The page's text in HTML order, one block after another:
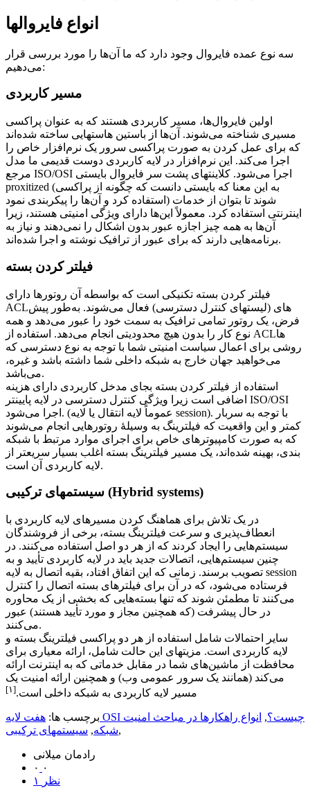
انواع فایروالها
سه نوع عمده فایروال وجود دارد که ما آن‌ها را مورد بررسی قرار
می‌دهیم:
مسیر کاربردی
اولین فایروال‌ها، مسیر کاربردی هستند که به عنوان پراکسی
مسیری شناخته می‌شوند. آن‌ها از باستین هاستهایی ساخته شده‌اند
که برای عمل کردن به صورت پراکسی سرور یک نرم‌افزار خاص را
اجرا می‌کند. این نرم‌افزار در لایه کاربردی دوست قدیمی ما مدل
مرجع ISO/OSI اجرا می‌شود. کلاینتهای پشت سر فایروال بایستی
proxitized (به این معنا که بایستی دانست که چگونه از پراکسی
استفاده کرد و آن‌ها را پیکربندی نمود) شوند تا بتوان از خدمات
اینترنتی استفاده کرد. معمولاً این‌ها دارای ویژگی امنیتی هستند، زیرا
آن‌ها به همه چیز اجازه عبور بدون اشکال را نمی‌دهند و نیاز به
برنامه‌هایی دارند که برای عبور از ترافیک نوشته و اجرا شده‌اند.
فیلتر کردن بسته
فیلتر کردن بسته تکنیکی است که بواسطه آن روتورها دارای
ACLهای (لیستهای کنترل دسترسی) فعال می‌شوند. به‌طور پیش
فرض، یک روتور تمامی ترافیک به سمت خود را عبور می‌دهد و همه
نوع کار را بدون هیچ محدودیتی انجام می‌دهد. استفاده از ACLها
روشی برای اعمال سیاست امنیتی شما با توجه به نوع دسترسی که
می‌خواهید جهان خارج به شبکه داخلی شما داشته باشد و غیره،
می‌باشد.
استفاده از فیلتر کردن بسته بجای مدخل کاربردی دارای هزینه
اضافی است زیرا ویژگی کنترل دسترسی در لایه پایینتر ISO/OSI
اجرا می‌شود. (عموماً لایه انتقال یا لایه session). با توجه به سربار
کمتر و این واقعیت که فیلترینگ به وسیلهٔ روتورهایی انجام می‌شوند
که به صورت کامپیوترهای خاص برای اجرای موارد مرتبط با شبکه
بندی، بهینه شده‌اند، یک مسیر فیلترینگ بسته اغلب بسیار سریعتر از
لایه کاربردی آن است.
سیستمهای ترکیبی (Hybrid systems)
در یک تلاش برای هماهنگ کردن مسیرهای لایه کاربردی با
انعطاف‌پذیری و سرعت فیلترینگ بسته، برخی از فروشندگان
سیستم‌هایی را ایجاد کردند که از هر دو اصل استفاده می‌کنند. در
چنین سیستم‌هایی، اتصالات جدید باید در لایه کاربردی تأیید و به
تصویب برسند. زمانی که این اتفاق افتاد، بقیه اتصال به لایه session
فرستاده می‌شود، که در آن برای فیلترهای بسته اتصال را کنترل
می‌کنند تا مطمئن شوند که تنها بسته‌هایی که بخشی از یک محاوره
در حال پیشرفت (که همچنین مجاز و مورد تأیید هستند) عبور
می‌کنند.
سایر احتمالات شامل استفاده از هر دو پراکسی فیلترینگ بسته و
لایه کاربردی است. مزیتهای این حالت شامل، ارائه معیاری برای
محافظت از ماشین‌های شما در مقابل خدماتی که به اینترنت ارائه
می‌کند (همانند یک سرور عمومی وب) و همچنین ارائه امنیت یک
مسیر لایه کاربردی به شبکه داخلی است.[۱]
برچسب ها: هفت لایه OSI چیست؟, انواع راهکارها در مباحث امنیت
شبکه, سیستمهای ترکیبی ,
رادمان میلانی
۰ ۰
۱ نظر